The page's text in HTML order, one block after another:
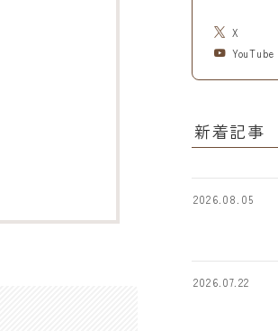
X
YouTube
新着記事
2026.08.05
2026.07.22